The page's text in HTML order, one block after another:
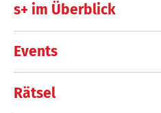
s+ im Überblick
Events
Rätsel